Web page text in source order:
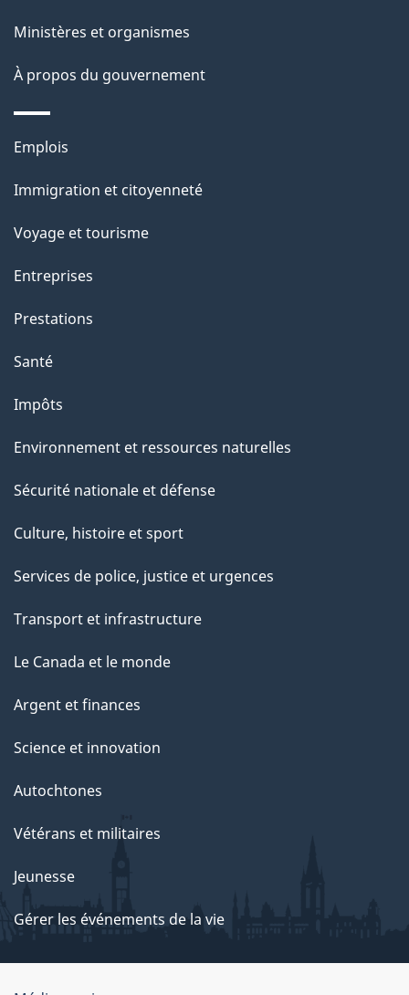
p
a
Ministères et organismes
À propos du gouvernement
Thèmes
sujets
Emplois
Immigration et citoyenneté
Voyage et tourisme
Entreprises
Prestations
Santé
Impôts
Environnement et ressources naturelles
Sécurité nationale et défense
Culture, histoire et sport
Services de police, justice et urgences
Transport et infrastructure
Le Canada et le monde
Argent et finances
Science et innovation
Autochtones
Vétérans et militaires
Jeunesse
Gérer les événements de la vie